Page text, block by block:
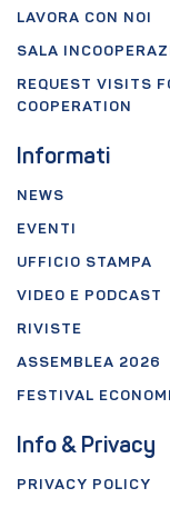
LAVORA CON NOI
SALA
REQUEST VISITS
COOPERATION
Informati
NEWS
EVENTI
UFFICIO STAMPA
VIDEO E PODCAST
RIVISTE
ASSEMBLEA 2026
FESTIVAL
Info & Privacy
PRIVACY POLICY